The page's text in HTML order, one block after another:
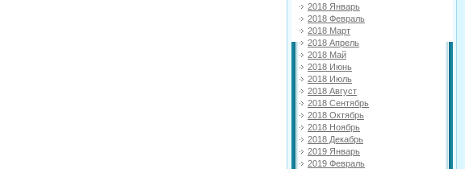
2018 Январь
2018 Февраль
2018 Март
2018 Апрель
2018 Май
2018 Июнь
2018 Июль
2018 Август
2018 Сентябрь
2018 Октябрь
2018 Ноябрь
2018 Декабрь
2019 Январь
2019 Февраль